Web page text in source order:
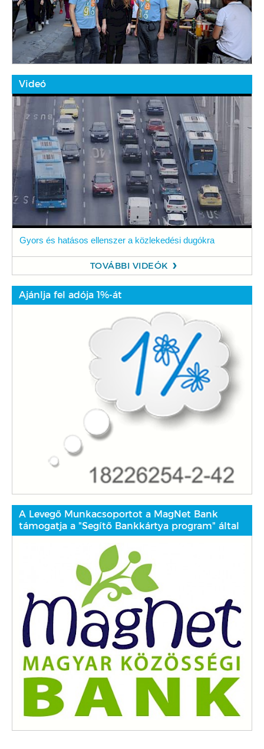
Videó
Gyors és hatásos ellenszer a közlekedési dugókra
TOVÁBBI VIDEÓK
Ajánlja fel adója 1%-át
A Levegő Munkacsoportot a MagNet Bank
támogatja a "Segítő Bankkártya program" által